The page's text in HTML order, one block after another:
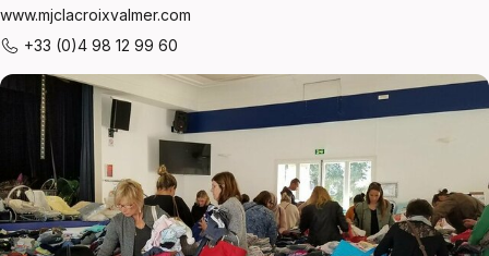
www.mjclacroixvalmer.com
+33 (0)4 98 12 99 60